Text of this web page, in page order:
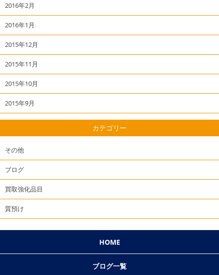
2016年2月
2016年1月
2015年12月
2015年11月
2015年10月
2015年9月
カテゴリー
その他
ブログ
買取強化品目
質預け
HOME
ブログ一覧